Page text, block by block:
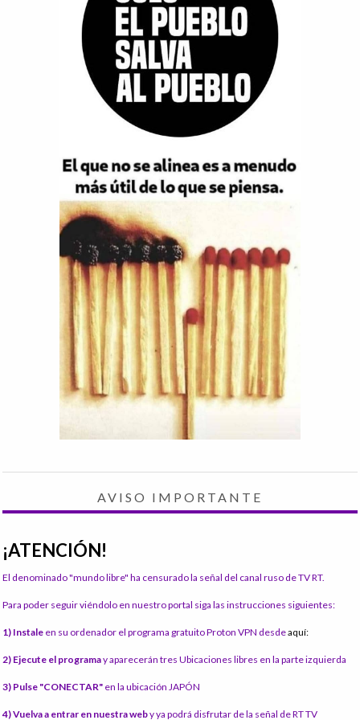
AVISO IMPORTANTE
¡ATENCIÓN!
El denominado "mundo libre" ha censurado la señal del canal ruso de TV RT.
Para poder seguir viéndolo en nuestro portal siga las instrucciones siguientes:
1) Instale en su ordenador el programa gratuito Proton VPN desdeaquí:
2) Ejecute el programay aparecerán tres Ubicaciones libres en la parte izquierda
3) Pulse "CONECTAR" en la ubicación JAPÓN
4) Vuelva a entrar en nuestra weby ya podrá disfrutar de la señal de RT TV